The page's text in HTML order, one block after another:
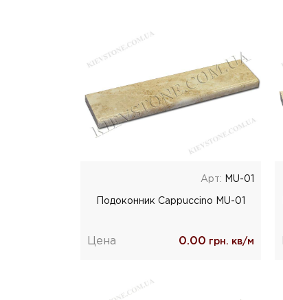
Арт: MU-01
Подоконник Cappuccino MU-01
Цена 0.00 грн. кв/м